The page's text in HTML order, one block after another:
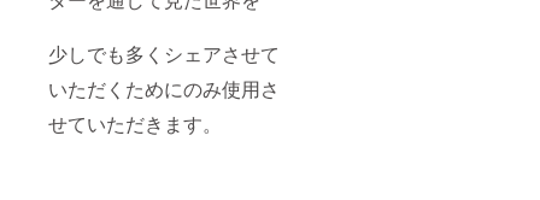
少しでも多くシェアさせて
いただくためにのみ使用さ
せていただきます。